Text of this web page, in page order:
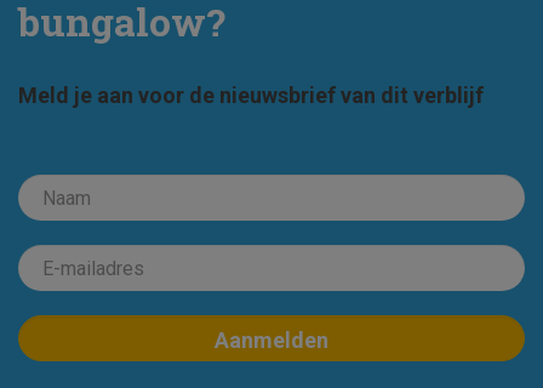
bungalow?
Meld je aan voor de nieuwsbrief van dit verblijf